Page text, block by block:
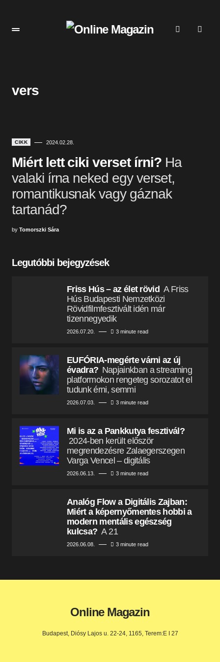
vers
CIKK 2024.02.28.
Miért lett ciki verset írni? Ha
valaki írna neked egy verset,
romantikusnak vagy gáznak
tartanád?
by Tomorszki Sára
Legutóbbi bejegyzések
Friss Hús – az élet rövid A Friss
Hús Budapesti Nemzetközi
Rövidfilmfesztivált idén már
tizennegyedik
2026.07.20. 3 minute read
EUFÓRIA-megérte várni az új
évadra? Napjainkban a streaming
platformokon rengeteg sorozatot el
tudunk érni, semmi
2026.07.03. 3 minute read
Mi is az a Pankkutya fesztivál?
2024-ben került először
megrendezésre Zalaegerszegen
Varga Vencel – digitális
2026.06.13. 3 minute read
Analóg Flow a Digitális Zajban:
Miért a képernyőmentes hobbi a
modern mentális egészség
kulcsa? A 21
2026.06.08. 3 minute read
Online Magazin
Budapest, Diósy Lajos u. 22-24, 1165, Terem:E I 27